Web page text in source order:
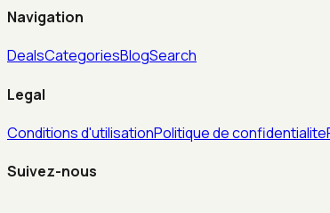
Navigation
DealsCategoriesBlogSearch
Legal
Conditions d'utilisationPolitique de confidentialite
Suivez-nous